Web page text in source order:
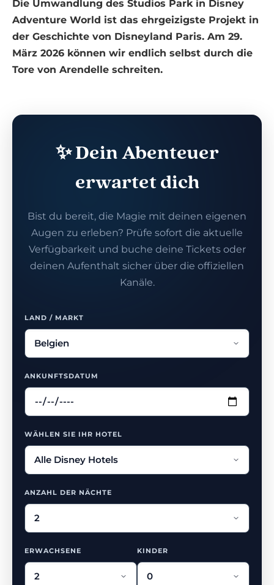
Die Umwandlung des Studios Park in Disney
Adventure World ist das ehrgeizigste Projekt in
der Geschichte von Disneyland Paris. Am 29.
März 2026 können wir endlich selbst durch die
Tore von Arendelle schreiten.
✨ Dein Abenteuer
erwartet dich
Bist du bereit, die Magie mit deinen eigenen
Augen zu erleben? Prüfe sofort die aktuelle
Verfügbarkeit und buche deine Tickets oder
deinen Aufenthalt sicher über die offiziellen
Kanäle.
LAND / MARKT
ANKUNFTSDATUM
WÄHLEN SIE IHR HOTEL
ANZAHL DER NÄCHTE
ERWACHSENE KINDER